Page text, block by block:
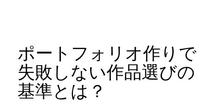
ポートフォリオ作りで
失敗しない作品選びの
基準とは？